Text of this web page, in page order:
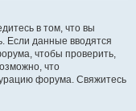
в том, что вы
Если данные вводятся
чтобы проверить,
что
форума. Свяжитесь